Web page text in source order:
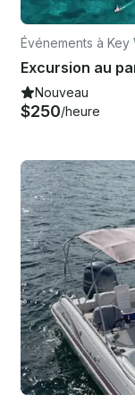
Événements à Key
Nouveau
$250/heure